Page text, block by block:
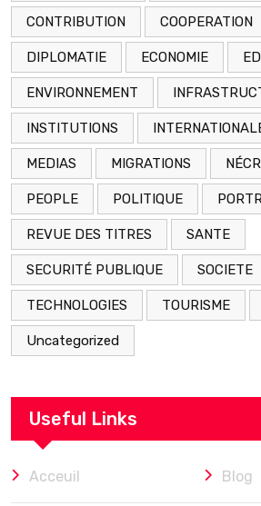
CONTRIBUTION COOPERATION
DIPLOMATIE ECONOMIE
ENVIRONNEMENT
INSTITUTIONS
MEDIAS MIGRATIONS
PEOPLE POLITIQUE
REVUE DES TITRES SANTE
SECURITÉ PUBLIQUE SOCIETE
TECHNOLOGIES TOURISME
Uncategorized
Useful Links
Acceuil Blog